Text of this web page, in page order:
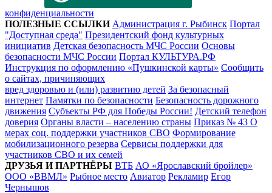
конфиденциальности
ПОЛЕЗНЫЕ ССЫЛКИ Администрация г. Рыбинск Портал
"Доступная среда" Президентский фонд культурных
инициатив Детская безопасность МЧС России Основы
безопасности МЧС России Портал КУЛЬТУРА.РФ
Инструкция по оформлению «Пушкинской карты» Сообщить
о сайтах, причиняющих
вред здоровью и (или) развитию детей За безопасный
интернет Памятки по безопасности Безопасность дорожного
движения Субъекты РФ для Победы России! Детский телефон
доверия Органы власти – населению страны Приказ № 43 О
мерах соц. поддержки участников СВО Формирование
мобилизационного резерва Сервисы поддержки для
участников СВО и их семей
ДРУЗЬЯ И ПАРТНЁРЫ ВТБ АО «Ярославский бройлер»
ООО «ВВМЛ» Рыбное место Авиатор Рекламир Егор
Чернышов